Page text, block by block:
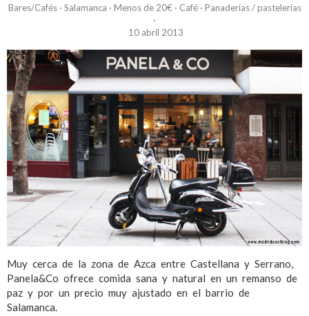
Bares/Cafés· Salamanca · Menos de 20€ · Café· Panaderías / pastelerías
·
10 abril 2013
Muy cerca de la zona de Azca entre Castellana y Serrano,
Panela&Co ofrece comida sana y natural en un remanso de
paz y por un precio muy ajustado en el barrio de
Salamanca.